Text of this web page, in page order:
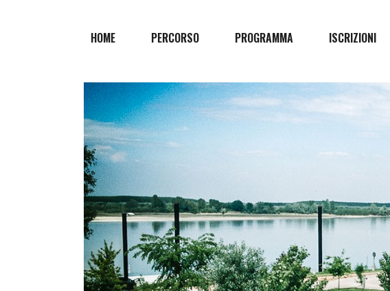
HOME PERCORSO PROGRAMMA ISCRIZIONI